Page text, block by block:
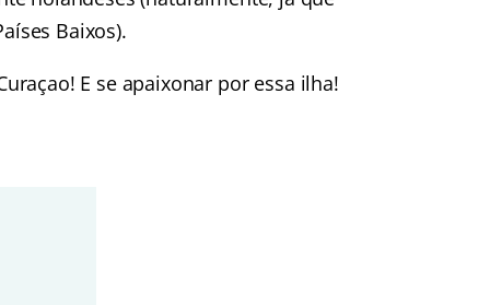
Baixos).
E se apaixonar por essa ilha!